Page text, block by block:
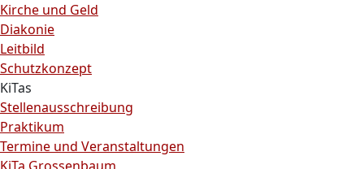
Kirche und Geld
Diakonie
Leitbild
Schutzkonzept
KiTas
Stellenausschreibung
Praktikum
Termine und Veranstaltungen